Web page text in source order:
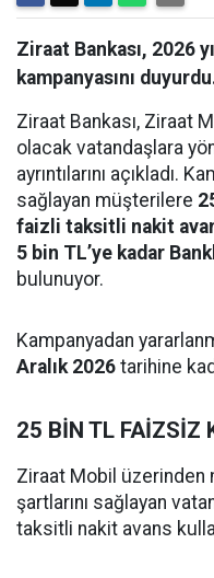
Ziraat Bankası, 2026
kampanyasını
Ziraat Bankası, Ziraat
olacak vatandaşlara
ayrıntılarını açıkladı.
sağlayan müşterilere
faizli taksitli nakit
5 bin TL’ye kadar
bulunuyor.
Kampanyadan
Aralık 2026 tarihine
25 BİN TL FAİZSİZ
Ziraat Mobil üzerinden
şartlarını sağlayan
taksitli nakit avans